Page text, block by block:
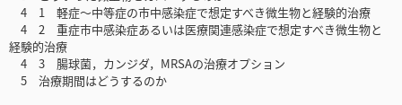
4 1 軽症～中等症の市中感染症で想定すべき微生物と経験的治療
4 2 重症市中感染症あるいは医療関連感染症で想定すべき微生物と
経験的治療
4 3 腸球菌，カンジダ，MRSAの治療オプション
5 治療期間はどうするのか